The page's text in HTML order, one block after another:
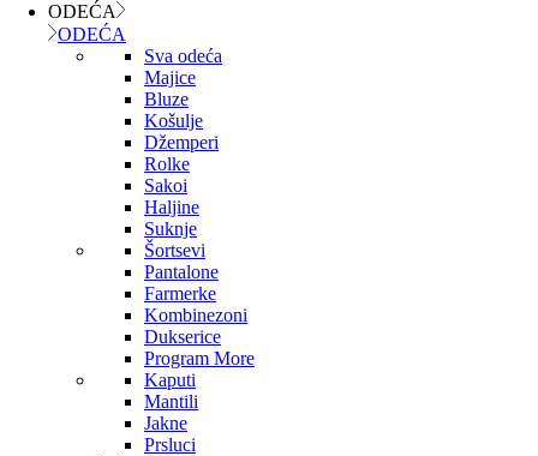
ODEĆA
ODEĆA
Sva odeća
Majice
Bluze
Košulje
Džemperi
Rolke
Sakoi
Haljine
Suknje
Šortsevi
Pantalone
Farmerke
Kombinezoni
Dukserice
Program More
Kaputi
Mantili
Jakne
Prsluci